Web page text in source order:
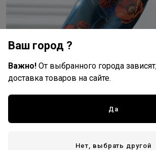
Dewal Русские сказки
Ваш город ?
Важно! От выбранного города
доставка товаров на сайте.
Да
Нет, выбрать другой